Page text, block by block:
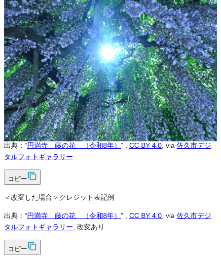
※本サイトの利用規約 も適用されます。
営利利用
可
改変
可
クレジット表記
必須
クレジット表記例
出典：“円満寺 藤の花 （令和8年） ” CC BY 4.0 , via 佐久市デジ
タルフォトギャラリー
コピー
＜改変した場合＞クレジット表記例
出典：“円満寺 藤の花 （令和8年） ” CC BY 4.0 , via 佐久市デジ
タルフォトギャラリー , 改変あり
コピー